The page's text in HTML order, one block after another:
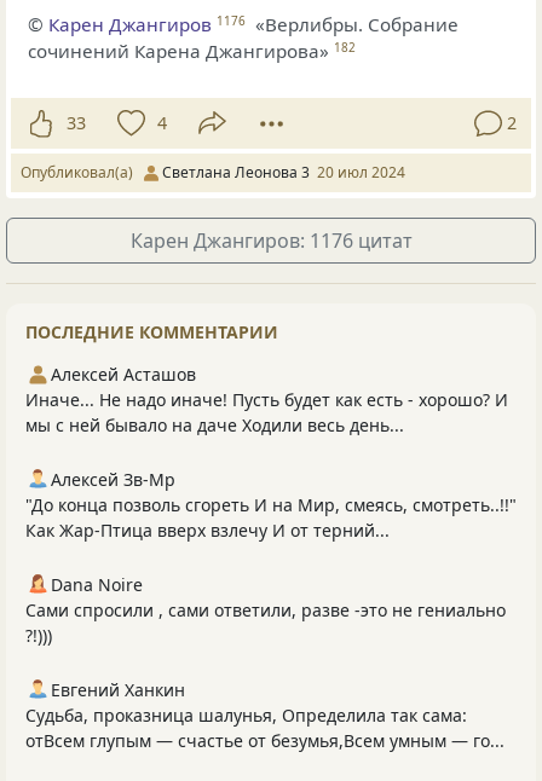
© Карен Джангиров 1176 «Верлибры. Собрание
сочинений Карена Джангирова» 182
33 4 2
Опубликовал(а) Светлана Леонова 3 20 июл 2024
Карен Джангиров: 1176 цитат
ПОСЛЕДНИЕ КОММЕНТАРИИ
Алексей Асташов
Иначе... Не надо иначе! Пусть будет как есть - хорошо? И
мы с ней бывало на даче Ходили весь день...
Алексей Зв-Mp
"До конца позволь сгореть И на Мир, смеясь, смотреть..!!"
Как Жар-Птица вверх взлечу И от терний...
Dana Noire
Сами спросили , сами ответили, разве -это не гениально
?!)))
Евгений Ханкин
Судьба, проказница шалунья, Определила так сама:
отВсем глупым — счастье от безумья,Всем умным — го...